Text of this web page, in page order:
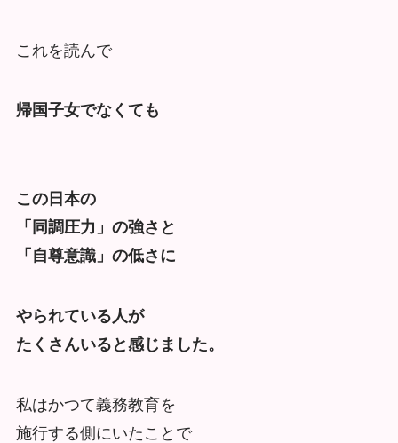
これを読んで
帰国子女でなくても
この日本の
「同調圧力」の強さと
「自尊意識」の低さに
やられている人が
たくさんいると感じました。
私はかつて義務教育を
施行する側にいたことで